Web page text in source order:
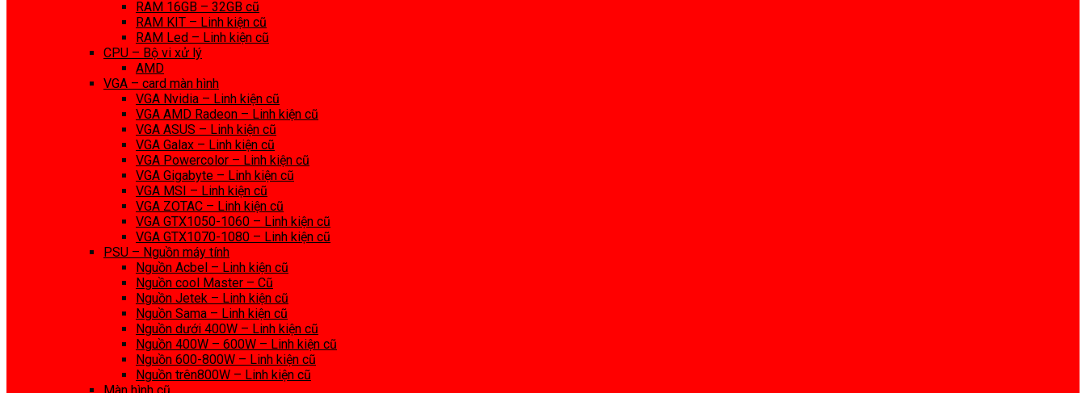
RAM 16GB – 32GB cũ
RAM KIT – Linh kiện cũ
RAM Led – Linh kiện cũ
CPU – Bộ vi xử lý
AMD
VGA – card màn hình
VGA Nvidia – Linh kiện cũ
VGA AMD Radeon – Linh kiện cũ
VGA ASUS – Linh kiện cũ
VGA Galax – Linh kiện cũ
VGA Powercolor – Linh kiện cũ
VGA Gigabyte – Linh kiện cũ
VGA MSI – Linh kiện cũ
VGA ZOTAC – Linh kiện cũ
VGA GTX1050-1060 – Linh kiện cũ
VGA GTX1070-1080 – Linh kiện cũ
PSU – Nguồn máy tính
Nguồn Acbel – Linh kiện cũ
Nguồn cool Master – Cũ
Nguồn Jetek – Linh kiện cũ
Nguồn Sama – Linh kiện cũ
Nguồn dưới 400W – Linh kiện cũ
Nguồn 400W – 600W – Linh kiện cũ
Nguồn 600-800W – Linh kiện cũ
Nguồn trên800W – Linh kiện cũ